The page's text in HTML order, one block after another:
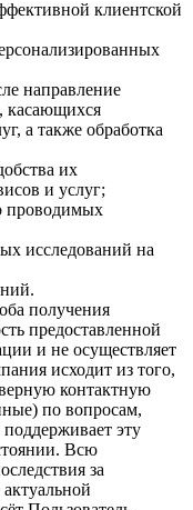
клиентской
направление
касающихся
а также обработка
их
и услуг;
проводимых
исследований на
получения
предоставленной
и не осуществляет
исходит из того,
контактную
по вопросам,
эту
Всю
за